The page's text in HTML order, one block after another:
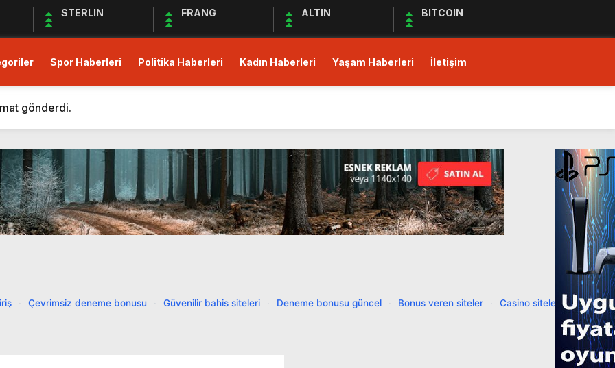
STERLIN FRANG ALTIN BITCOIN
Spor Haberleri Politika Haberleri Kadın Haberleri Yaşam Haberleri İletişim
Eden Bergüzar Korel, Dayanışmanın Önemine Vurgu Yaptı!
kısıtlı!
gönderdi.
Deprem Bölgesindeki Yardım Çalışmalarına Devam Ediyor
Devam Ediyor
Birliği Sağlanamadı, Piyasalar Tedirgin
Yağış, Trafiği Durma Noktasına Getirdi
Açık Mikrofon’a Konuk Olacak
Öncesi Erişimi Engelledi
kısıtlı!Çevrimsiz deneme bonusu Güvenilir bahis siteleri Deneme bonusu güncel Bonus veren siteler Casino siteleri
·